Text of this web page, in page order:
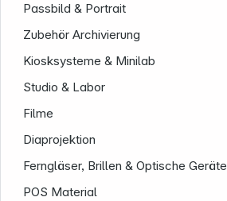
Passbild & Portrait
Zubehör Archivierung
Kiosksysteme & Minilab
Studio & Labor
Filme
Diaprojektion
Ferngläser, Brillen & Optische Geräte
POS Material